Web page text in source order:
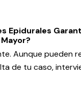
Epidurales
Aunque pueden
de tu caso,